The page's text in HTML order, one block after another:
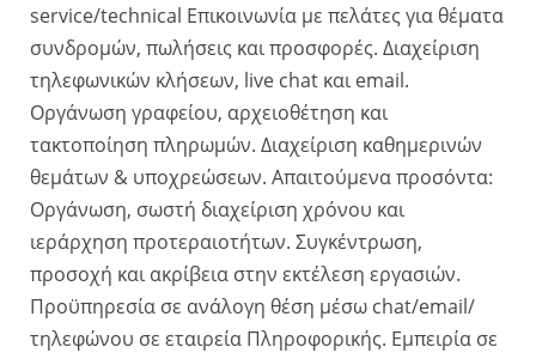
service/technical Επικοινωνία με πελάτες για θέματα
συνδρομών, πωλήσεις και προσφορές. Διαχείριση
τηλεφωνικών κλήσεων, live chat και email.
Οργάνωση γραφείου, αρχειοθέτηση και
τακτοποίηση πληρωμών. Διαχείριση καθημερινών
θεμάτων & υποχρεώσεων. Απαιτούμενα προσόντα:
Οργάνωση, σωστή διαχείριση χρόνου και
ιεράρχηση προτεραιοτήτων. Συγκέντρωση,
προσοχή και ακρίβεια στην εκτέλεση εργασιών.
Προϋπηρεσία σε ανάλογη θέση μέσω chat/email/
τηλεφώνου σε εταιρεία Πληροφορικής. Εμπειρία σε